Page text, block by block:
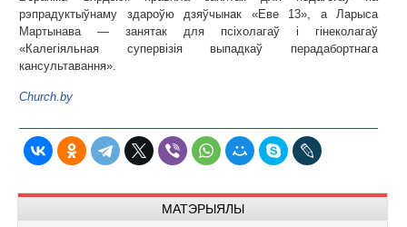
рэпрадуктыўнаму здароўю дзяўчынак «Еве 13», а Ларыса
Мартынава — занятак для псіхолагаў і гінеколагаў
«Калегіяльная супервізія выпадкаў перадабортнага
кансультавання».
Church.by
МАТЭРЫЯЛЫ